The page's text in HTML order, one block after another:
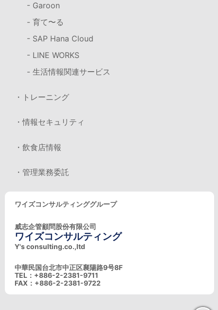
- Garoon
- 育て〜る
- SAP Hana Cloud
- LINE WORKS
- 生活情報関連サービス
・トレーニング
・情報セキュリティ
・飲食店情報
・管理業務委託
ワイズコンサルティンググループ
威志企管顧問股份有限公司
ワイズコンサルティング
Y's consulting.co.,ltd
中華民国台北市中正区襄陽路9号8F
TEL：+886-2-2381-9711
FAX：+886-2-2381-9722